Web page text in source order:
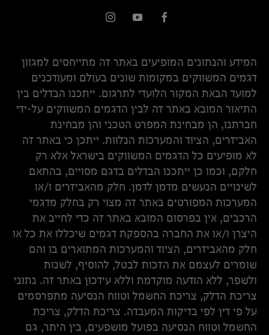
המידע והנתונים המופיעים באתר זה מתייחסים למגוון
דגמים המשווקים במקומות שונים בעולם ומעודכנים
למועד הבאת המקור הלועדי לתרגום. ייתכנו הבדלים בין
התיאור המובא באתר זה לבין הדגמים המשווקים על-ידי
חברתנו, הן מבחינת המפרט הטכני והן מבחינת
האביזרים, הציוד והמערכות הנלוות. ייתכן כי באתר זה
לא מופיעים כל הדגמים המשווקים בישראל אלא רק
חלקם, וכמו כן ייתכנו הבדלים בדגם מסויים, בהתאם
לשינויים הנעשים מדמן לדמן. חלק מהאביזרים ו/או
המערכות המפורטים באתר זה מצוי רק בחלק מדגמי
הרכבים, אין בפרסום המובא באתר זה כדי לחייב את
היצרן ו/או את החברה בהספקת דגמים שיכללו את כל או
חלק מהאביזרים, הציוד והמערכות המתוארים בו והם
שומרים לעצמם את הזכות לבטל, להוסיף, לשנות
ולשפר, ללא הודעה מוקדמת וללא עידכון באתר זה. נתוני
צריכת הדלק, צריכת החשמל וטווח הנסיעה מתפרסמים
על פי דין לפי בדיקות המעבדה. צריכת הדלק, צריכת
החשמל וטווח הנסיעה בפועל מושפעים, בין היתר, גם